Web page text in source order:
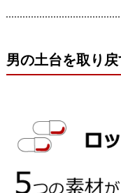
男の土台を取り